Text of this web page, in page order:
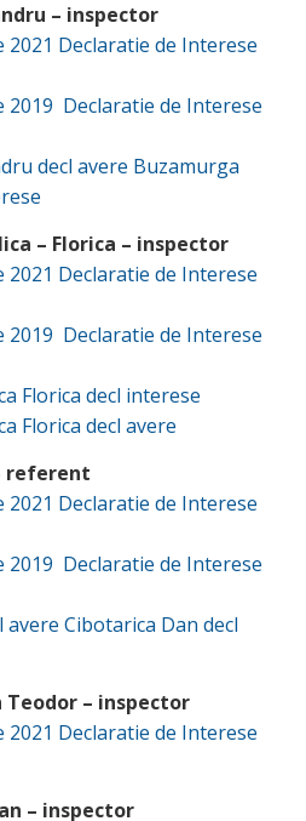
– inspector
2021 Declaratie de Interese
2019 Declaratie de Interese
decl avere Buzamurga
– Florica – inspector
2021 Declaratie de Interese
2019 Declaratie de Interese
Florica decl interese
Florica decl avere
referent
2021 Declaratie de Interese
2019 Declaratie de Interese
avere Cibotarica Dan decl
– inspector
2021 Declaratie de Interese
– inspector